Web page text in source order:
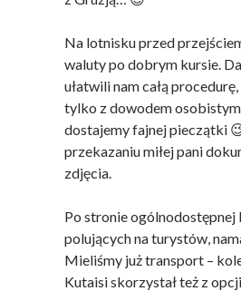
Na lotnisku przed
waluty po dobrym kursie.
ułatwili nam całą
tylko z dowodem
dostajemy fajnej pieczątki
przekazaniu miłej pani
zdjęcia.
Po stronie ogólnodostępnej
polujących na turystów,
Mieliśmy już transport –
Kutaisi skorzystał też z